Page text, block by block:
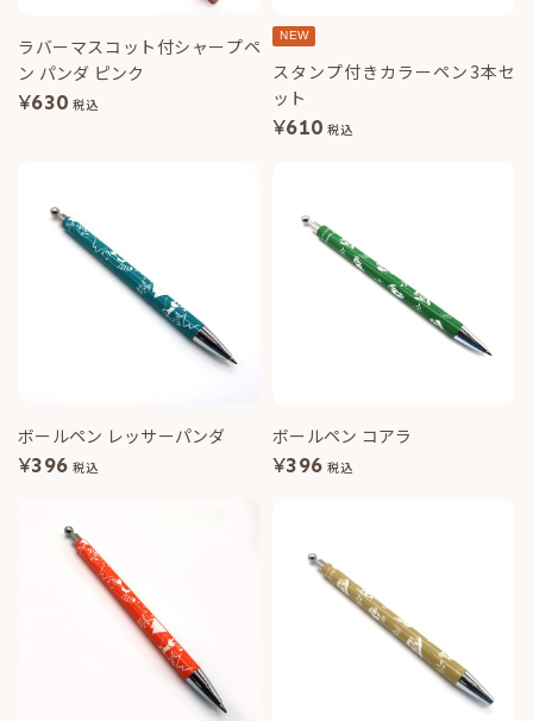
ラバーマスコット付シャープペ
ン パンダ ピンク
¥630 税込
NEW
スタンプ付きカラーペン3本セ
ット
¥610 税込
ボールペン レッサーパンダ
¥396 税込
ボールペン コアラ
¥396 税込